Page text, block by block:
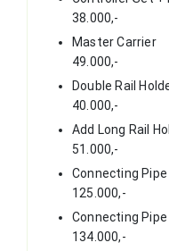
38.000,-
49.000,-
Double
40.000,-
Add
51.000,-
125.000,-
134.000,-